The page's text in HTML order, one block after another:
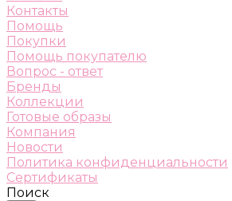
Контакты
Помощь
Покупки
Помощь покупателю
Вопрос - ответ
Бренды
Коллекции
Готовые образы
Компания
Новости
Политика конфиденциальности
Сертификаты
Поиск